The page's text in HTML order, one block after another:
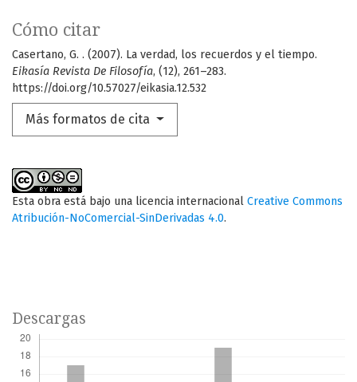
Cómo citar
Casertano, G. . (2007). La verdad, los recuerdos y el tiempo.
Eikasía Revista De Filosofía, (12), 261–283.
https://doi.org/10.57027/eikasia.12.532
Más formatos de cita
Esta obra está bajo una licencia internacional Creative Commons
Atribución-NoComercial-SinDerivadas 4.0.
Descargas